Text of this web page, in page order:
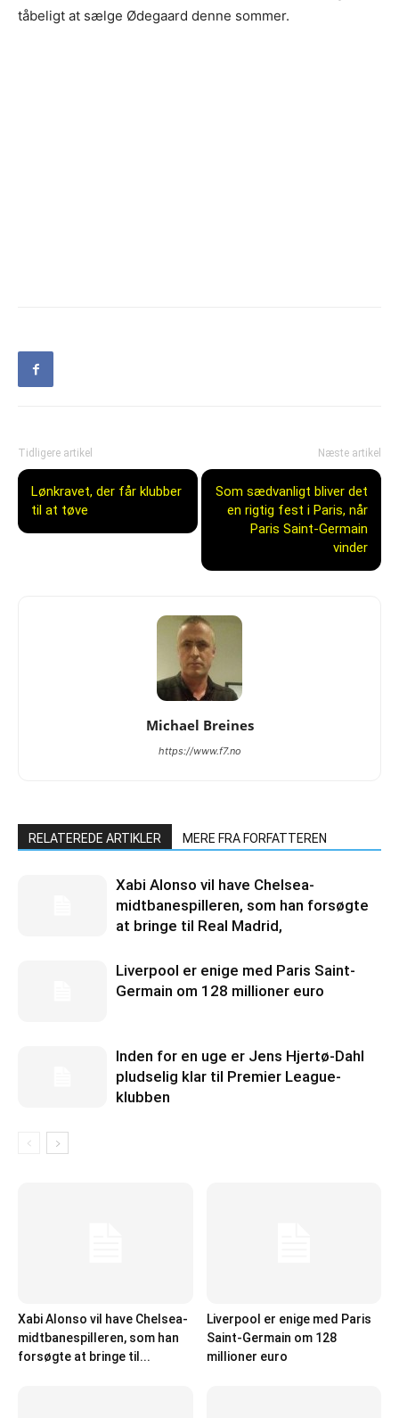
tåbeligt at sælge Ødegaard denne sommer.
Tidligere artikel
Lønkravet, der får klubber
til at tøve
Næste artikel
Som sædvanligt bliver det
en rigtig fest i Paris, når
Paris Saint-Germain
vinder
Michael Breines
https://www.f7.no
RELATEREDE ARTIKLER MERE FRA FORFATTEREN
Xabi Alonso vil have Chelsea-
midtbanespilleren, som han forsøgte
at bringe til Real Madrid,
Liverpool er enige med Paris Saint-
Germain om 128 millioner euro
Inden for en uge er Jens Hjertø-Dahl
pludselig klar til Premier League-
klubben
Xabi Alonso vil have Chelsea-
midtbanespilleren, som han
forsøgte at bringe til...
Liverpool er enige med Paris
Saint-Germain om 128
millioner euro